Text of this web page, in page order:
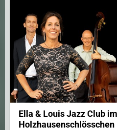
Ella & Louis Jazz Club im
Holzhausenschlösschen